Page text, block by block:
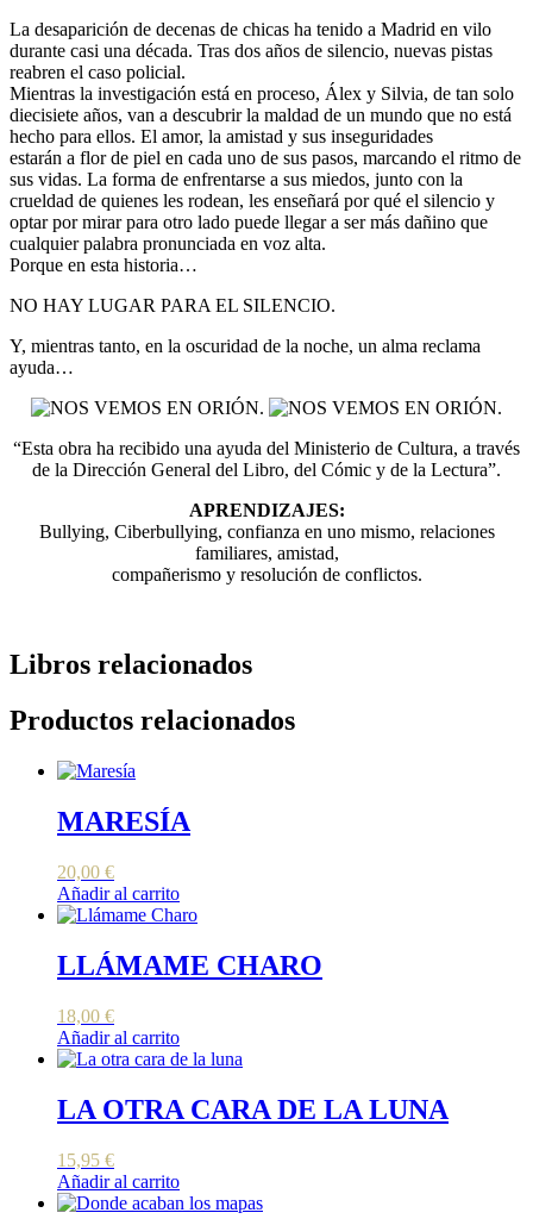
La desaparición de decenas de chicas ha tenido a Madrid en vilo
durante casi una década. Tras dos años de silencio, nuevas pistas
reabren el caso policial.
Mientras la investigación está en proceso, Álex y Silvia, de tan solo
diecisiete años, van a descubrir la maldad de un mundo que no está
hecho para ellos. El amor, la amistad y sus inseguridades
estarán a flor de piel en cada uno de sus pasos, marcando el ritmo de
sus vidas. La forma de enfrentarse a sus miedos, junto con la
crueldad de quienes les rodean, les enseñará por qué el silencio y
optar por mirar para otro lado puede llegar a ser más dañino que
cualquier palabra pronunciada en voz alta.
Porque en esta historia…
NO HAY LUGAR PARA EL SILENCIO.
Y, mientras tanto, en la oscuridad de la noche, un alma reclama
ayuda…
“Esta obra ha recibido una ayuda del Ministerio de Cultura, a través
de la Dirección General del Libro, del Cómic y de la Lectura”.
APRENDIZAJES:
Bullying, Ciberbullying, confianza en uno mismo, relaciones
familiares, amistad,
compañerismo y resolución de conflictos.
Libros relacionados
Productos relacionados
MARESÍA
20,00 €
Añadir al carrito
LLÁMAME CHARO
18,00 €
Añadir al carrito
LA OTRA CARA DE LA LUNA
15,95 €
Añadir al carrito